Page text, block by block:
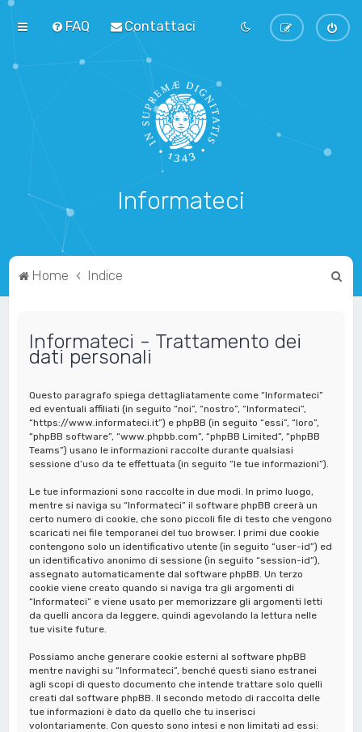
FAQ Contattaci
Informateci
Home Indice
Informateci - Trattamento dei
dati personali
Questo paragrafo spiega dettagliatamente come “Informateci”
ed eventuali affiliati (in seguito “noi”, “nostro”, “Informateci”,
“https://www.informateci.it”) e phpBB (in seguito “essi”, “loro”,
“phpBB software”, “www.phpbb.com”, “phpBB Limited”, “phpBB
Teams”) usano le informazioni raccolte durante qualsiasi
sessione d’uso da te effettuata (in seguito “le tue informazioni”).
Le tue informazioni sono raccolte in due modi. In primo luogo,
mentre si naviga su “Informateci” il software phpBB creerà un
certo numero di cookie, che sono piccoli file di testo che vengono
scaricati nei file temporanei del tuo browser. I primi due cookie
contengono solo un identificativo utente (in seguito “user-id”) ed
un identificativo anonimo di sessione (in seguito “session-id”),
assegnato automaticamente dal software phpBB. Un terzo
cookie viene creato quando si naviga tra gli argomenti di
“Informateci” e viene usato per memorizzare gli argomenti letti
da quelli ancora da leggere, quindi agevolando la lettura nelle
tue visite future.
Possiamo anche generare cookie esterni al software phpBB
mentre navighi su “Informateci”, benché questi siano estranei
agli scopi di questo documento che intende trattare solo quelli
creati dal software phpBB. Il secondo metodo di raccolta delle
tue informazioni è dato da quello che tu inserisci
volontariamente. Con questo sono intesi e non limitati ad essi: